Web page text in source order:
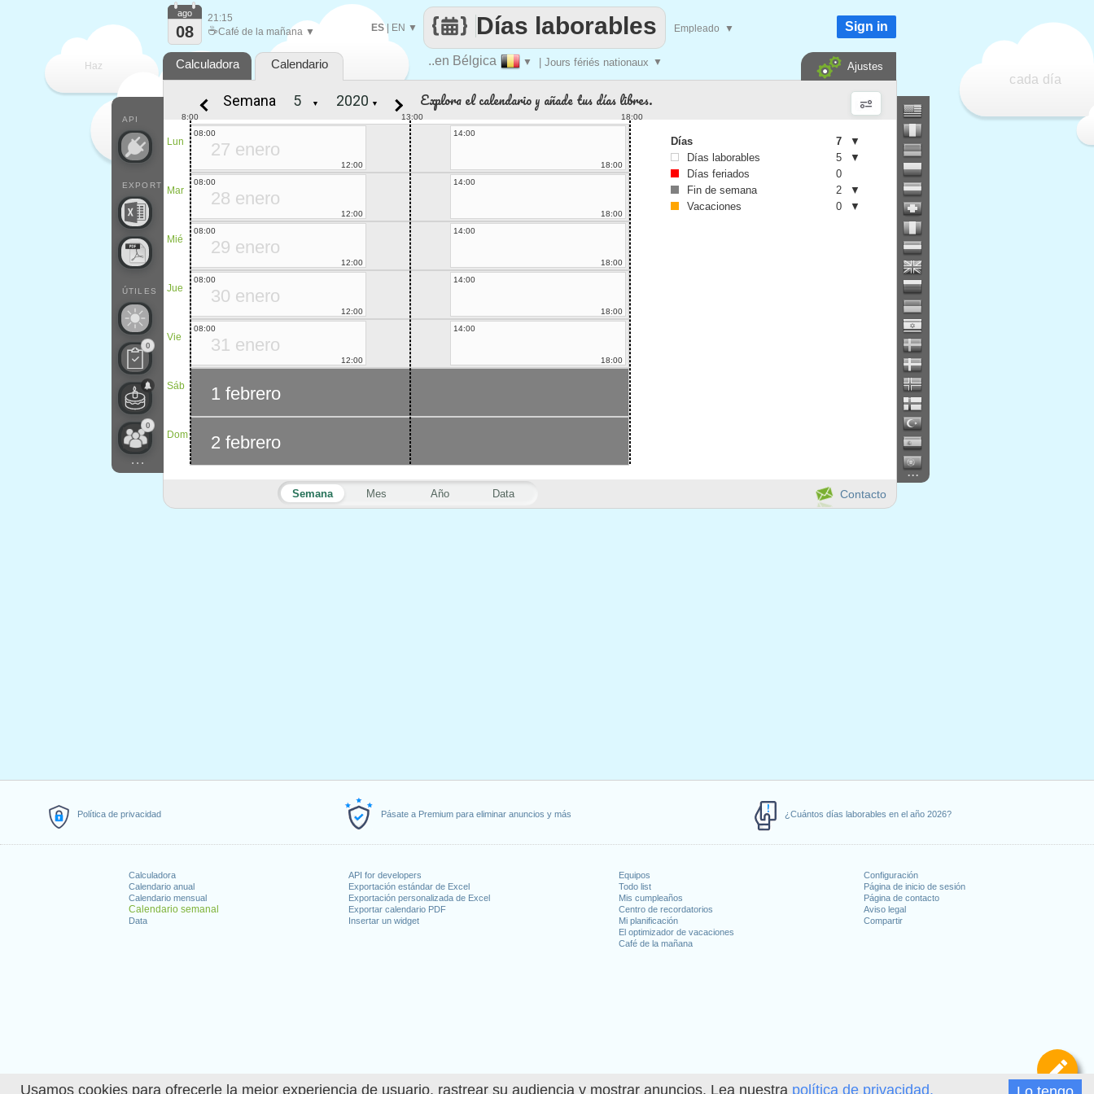
Usamos cookies para ofrecerle la mejor experiencia de usuario, rastrear su audiencia y mostrar anuncios. Lea nuestra política de privacidad.
Política de privacidad Pásate a Premium para eliminar anuncios y más ¿Cuántos días laborables en el año 2026?
Calculadora
Calendario anual
Calendario mensual
Calendario semanal
Data
API for developers
Exportación estándar de Excel
Exportación personalizada de Excel
Exportar calendario PDF
Insertar un widget
Equipos
Todo list
Mis cumpleaños
Centro de recordatorios
Mi planificación
El optimizador de vacaciones
Café de la mañana
Configuración
Página de inicio de sesión
Página de contacto
Aviso legal
Compartir
Haz
que
cada día
..en Bélgica ▼ | Jours fériés nationaux ▼
Días laborables
ES| EN ▼ Empleado ▼
API
EXPORT
ÚTILES
0
0
...
ago
08
21:15
☕Café de la mañana ▼ Sign in
Calculadora Calendario Ajustes
...
Contacto
Semana Mes Año Data
Semana ▼ ▼ Explora el calendario y añade tus días libres.
Lun
Mar
Mié
Jue
Vie
Sáb
Dom
13:00
8:00 18:00
27 enero
08:00
12:00
14:00
18:00
28 enero
08:00
12:00
14:00
18:00
29 enero
08:00
12:00
14:00
18:00
30 enero
08:00
12:00
14:00
18:00
31 enero
08:00
12:00
14:00
18:00
1 febrero
2 febrero
Días 7
▼
Días laborables
5
▼
Días feriados
0
Fin de semana
2
▼
Vacaciones
0 ▼